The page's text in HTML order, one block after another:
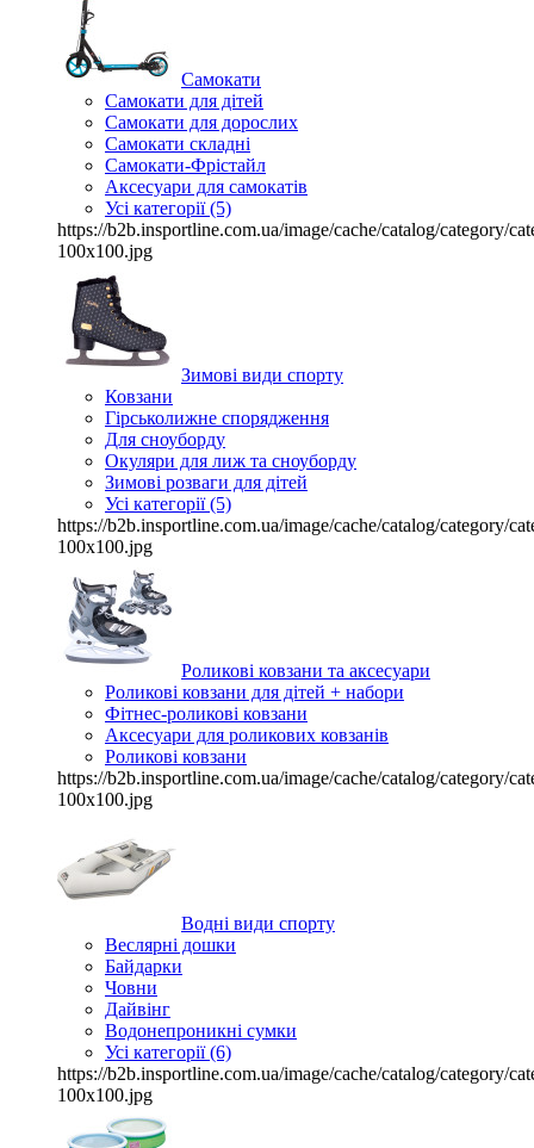
Самокати
Самокати для дітей
Самокати для дорослих
Самокати складні
Самокати-Фрістайл
Аксесуари для самокатів
Усі категорії (5)
https://b2b.insportline.com.ua/image/cache/catalog/category/
100x100.jpg
Зимові види спорту
Ковзани
Гірськолижне спорядження
Для сноуборду
Окуляри для лиж та сноуборду
Зимові розваги для дітей
Усі категорії (5)
https://b2b.insportline.com.ua/image/cache/catalog/category/
100x100.jpg
Роликові ковзани та аксесуари
Роликові ковзани для дітей + набори
Фітнес-роликові ковзани
Аксесуари для роликових ковзанів
Роликові ковзани
https://b2b.insportline.com.ua/image/cache/catalog/category/
100x100.jpg
Водні види спорту
Веслярні дошки
Байдарки
Човни
Дайвінг
Водонепроникні сумки
Усі категорії (6)
https://b2b.insportline.com.ua/image/cache/catalog/category/
100x100.jpg